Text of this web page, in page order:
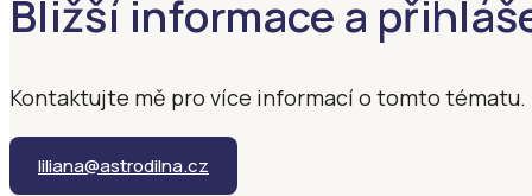
Bližší informace a
Kontaktujte mě pro více informací o tomto tématu.
liliana@astrodilna.cz